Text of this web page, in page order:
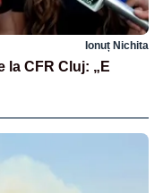
Ionuț Nichita
la CFR Cluj: „E